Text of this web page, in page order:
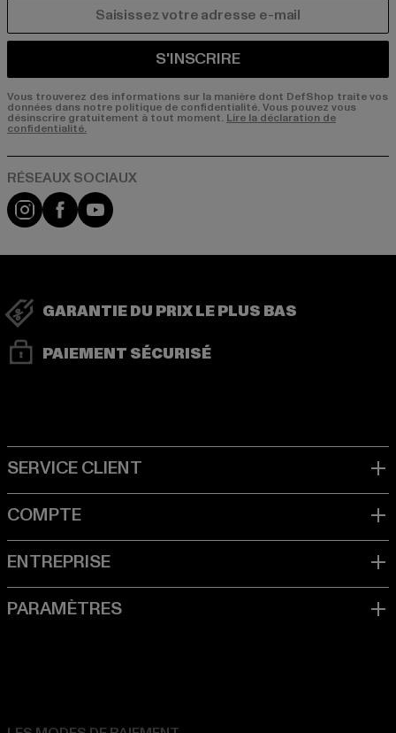
S'INSCRIRE
Vous trouverez des informations sur la manière dont DefShop traite vos
données dans notre politique de confidentialité. Vous pouvez vous
désinscrire gratuitement à tout moment. Lire la déclaration de
confidentialité.
Visit our Instagram page:
Visit our Facebook page:
Visit our YouTube channel:
GARANTIE DU PRIX LE PLUS BAS
PAIEMENT SÉCURISÉ